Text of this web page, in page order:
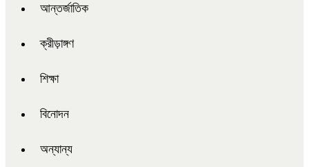
আন্তর্জাতিক
ক্রীড়াঙ্গণ
শিক্ষা
বিনোদন
অন্যান্য